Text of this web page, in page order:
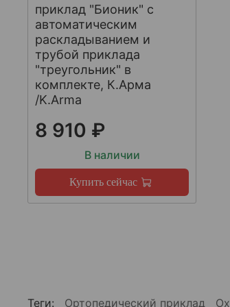
приклад "Бионик" с
автоматическим
раскладыванием и
трубой приклада
"треугольник" в
комплекте, К.Арма
/K.Arma
8 910 ₽
В наличии
Купить сейчас
Теги: Ортопедический приклад